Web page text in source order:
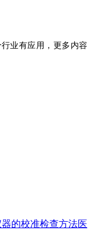
业有应用，更多内容
的校准检查方法医